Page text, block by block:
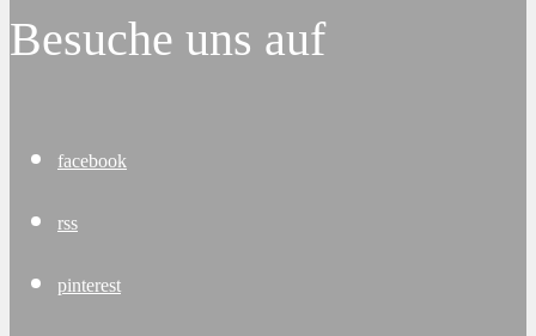
Besuche uns auf
facebook
rss
pinterest